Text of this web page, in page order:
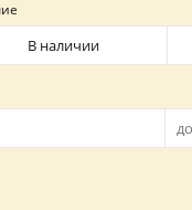
В наличии